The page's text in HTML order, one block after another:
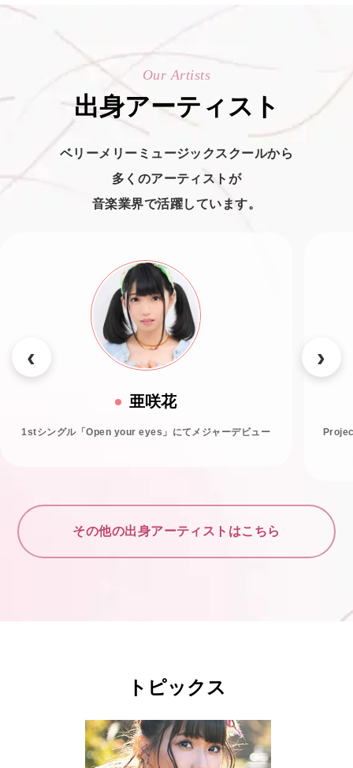
Our Artists
出身アーティスト
ベリーメリーミュージックスクールから
多くのアーティストが
音楽業界で活躍しています。
亜咲花
1stシングル「Open your eyes」にてメジャーデビュー
その他の出身アーティストはこちら
トピックス